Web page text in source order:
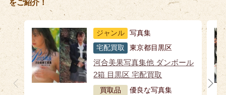
をご紹介！
ジャンル
写真集
宅配買取
東京都目黒区
河合美果写真集他 ダンボール
2箱 目黒区 宅配買取
買取品 優良な写真集